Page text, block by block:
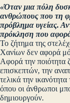
«Όταν μια πόλη
ανθρώπους που τη
πρόβλημα υγείας.
πρόκληση που
Το ζήτημα της
Χανίων δεν αφορά
Αφορά την ποιότητα
επισκεπτών, την
τελικά την
όπου οι άνθρωποι
δημιουργούν.